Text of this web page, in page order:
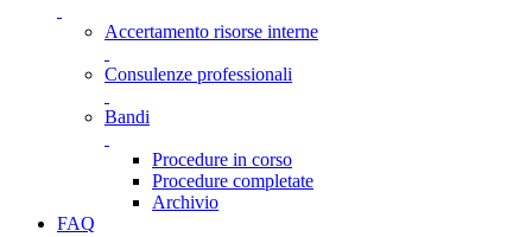
Accertamento risorse interne
Consulenze professionali
Bandi
Procedure in corso
Procedure completate
Archivio
FAQ